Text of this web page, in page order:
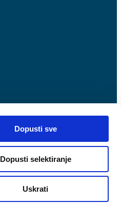
Dopusti sve
Dopusti selektiranje
Uskrati